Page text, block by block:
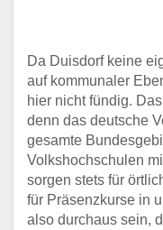
Da Duisdorf keine
auf kommunaler
hier nicht fündig.
denn das deutsche
gesamte
Volkshochschulen
sorgen stets für
für Präsenzkurse in
also durchaus sein,